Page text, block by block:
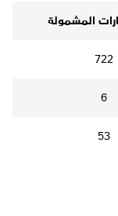
المشمولة
722
6
53